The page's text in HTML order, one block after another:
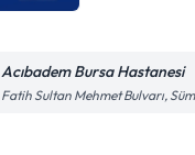
Acıbadem Bursa Hastanesi
Fatih Sultan Mehmet Bulvarı,